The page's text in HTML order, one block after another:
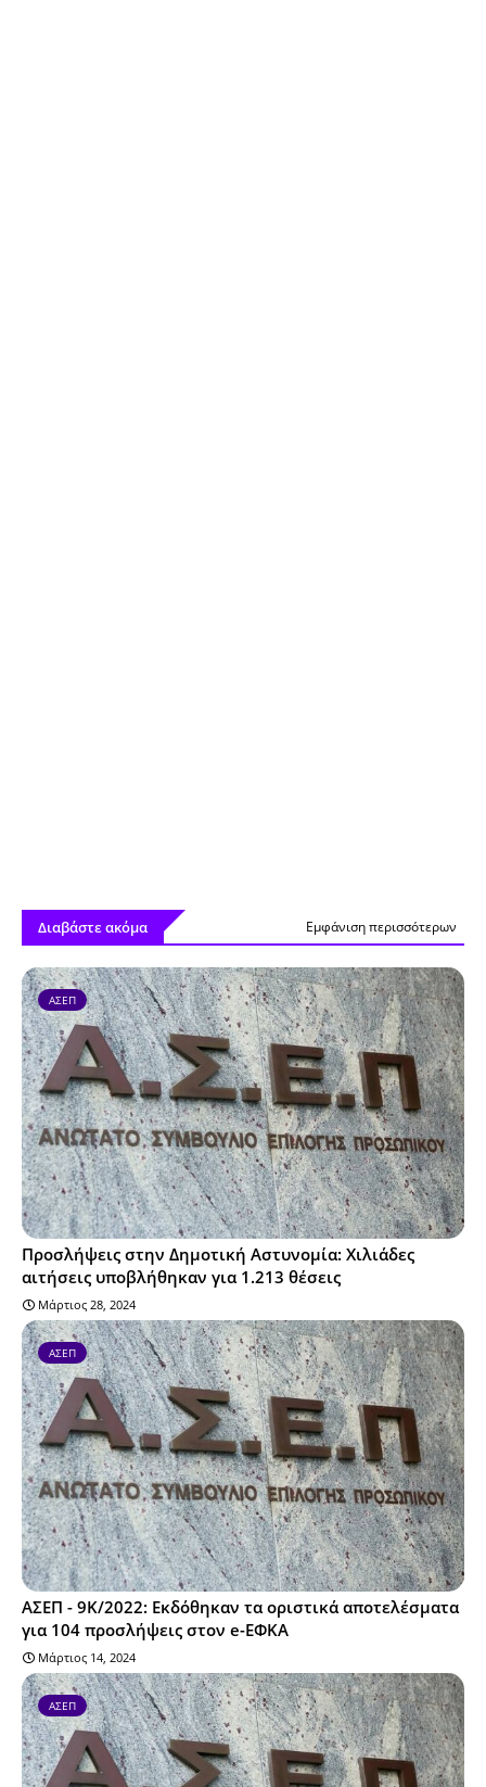
Διαβάστε ακόμα Εμφάνιση περισσότερων
ΑΣΕΠ
Προσλήψεις στην Δημοτική Αστυνομία: Χιλιάδες
αιτήσεις υποβλήθηκαν για 1.213 θέσεις
Μάρτιος 28, 2024
ΑΣΕΠ
ΑΣΕΠ - 9Κ/2022: Εκδόθηκαν τα οριστικά αποτελέσματα
για 104 προσλήψεις στον e-ΕΦΚΑ
Μάρτιος 14, 2024
ΑΣΕΠ